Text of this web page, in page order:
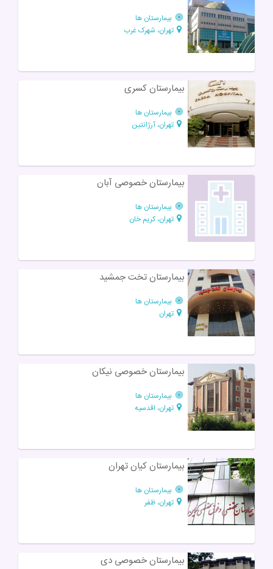
بیمارستان ها
تهران، شهرک غرب
بیمارستان کسری
بیمارستان ها
تهران، آرژانتین
بیمارستان خصوصی آبان
بیمارستان ها
تهران، کریم خان
بیمارستان تخت جمشید
بیمارستان ها
تهران
بیمارستان خصوصی نیکان
بیمارستان ها
تهران، اقدسیه
بیمارستان کیان تهران
بیمارستان ها
تهران، ظفر
بیمارستان خصوصی دی